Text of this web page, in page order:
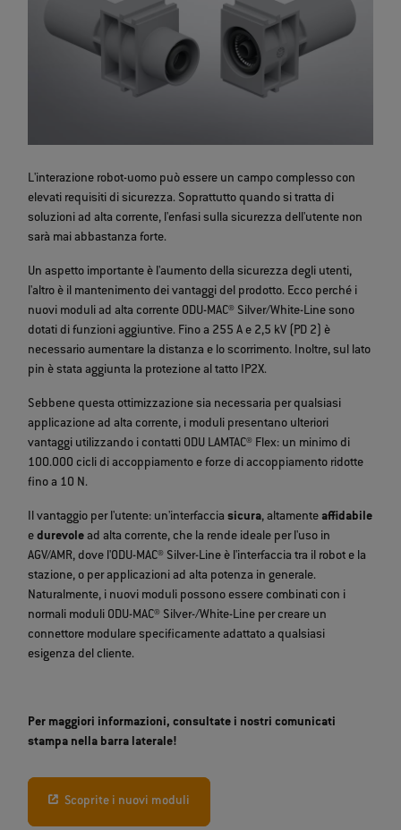
L'interazione robot-uomo può essere un campo complesso con
elevati requisiti di sicurezza. Soprattutto quando si tratta di
soluzioni ad alta corrente, l'enfasi sulla sicurezza dell'utente non
sarà mai abbastanza forte.
Un aspetto importante è l'aumento della sicurezza degli utenti,
l'altro è il mantenimento dei vantaggi del prodotto. Ecco perché i
nuovi moduli ad alta corrente ODU-MAC® Silver/White-Line sono
dotati di funzioni aggiuntive. Fino a 255 A e 2,5 kV (PD 2) è
necessario aumentare la distanza e lo scorrimento. Inoltre, sul lato
pin è stata aggiunta la protezione al tatto IP2X.
Sebbene questa ottimizzazione sia necessaria per qualsiasi
applicazione ad alta corrente, i moduli presentano ulteriori
vantaggi utilizzando i contatti ODU LAMTAC® Flex: un minimo di
100.000 cicli di accoppiamento e forze di accoppiamento ridotte
fino a 10 N.
Il vantaggio per l'utente: un'interfacciasicura, altamente affidabile
edurevolead alta corrente, che la rende ideale per l'uso in
AGV/AMR, dove l'ODU-MAC® Silver-Line è l'interfaccia tra il robot e la
stazione, o per applicazioni ad alta potenza in generale.
Naturalmente, i nuovi moduli possono essere combinati con i
normali moduli ODU-MAC® Silver-/White-Line per creare un
connettore modulare specificamente adattato a qualsiasi
esigenza del cliente.
Per maggiori informazioni, consultate i nostri comunicati
stampa nella barra laterale!
Scoprite i nuovi moduli